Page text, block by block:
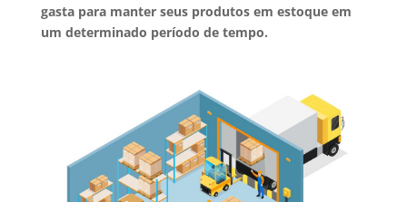
gasta para manter seus produtos em estoque em
um determinado período de tempo.